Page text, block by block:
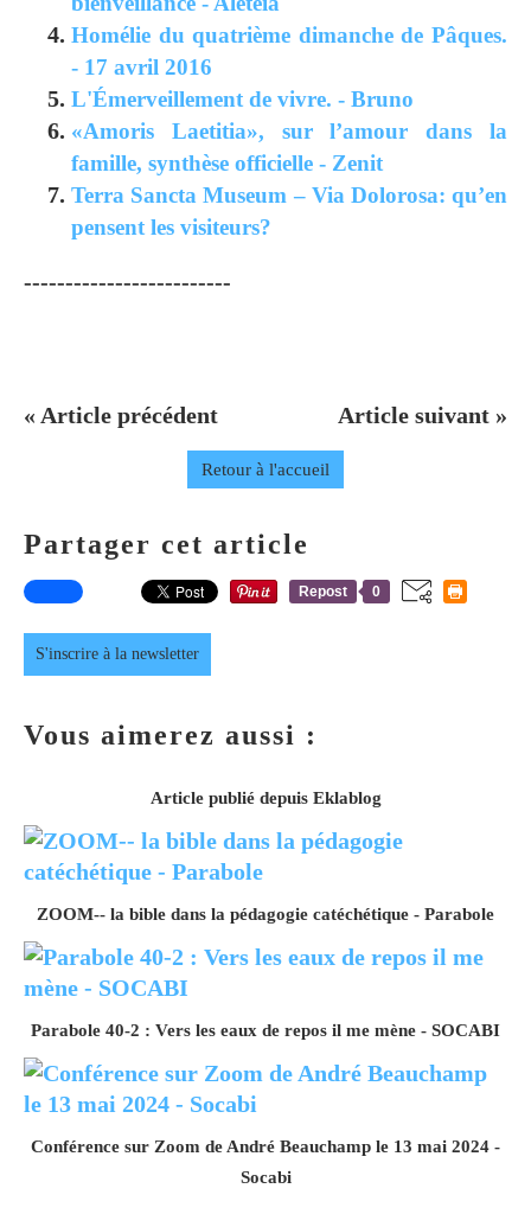
Homélie du quatrième dimanche de Pâques.
- 17 avril 2016
L'Émerveillement de vivre. - Bruno
«Amoris Laetitia», sur l’amour dans la
famille, synthèse officielle - Zenit
Terra Sancta Museum – Via Dolorosa: qu’en
pensent les visiteurs?
-------------------------
« Article précédent Article suivant »
Retour à l'accueil
Partager cet article
Repost 0
S'inscrire à la newsletter
Vous aimerez aussi :
Article publié depuis Eklablog
ZOOM-- la bible dans la pédagogie catéchétique - Parabole
Parabole 40-2 : Vers les eaux de repos il me mène - SOCABI
Conférence sur Zoom de André Beauchamp le 13 mai 2024 -
Socabi